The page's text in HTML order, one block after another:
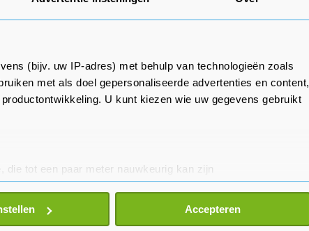
(bijv. uw IP-adres) met behulp van technologieën zoals
met als doel gepersonaliseerde advertenties en content,
U kunt kiezen wie uw gegevens gebruikt
tot een paar meter nauwkeurig kan zijn
specifieke eigenschappen (fingerprinting)
en stel uw voorkeuren in het
detailgedeelte
Accepteren